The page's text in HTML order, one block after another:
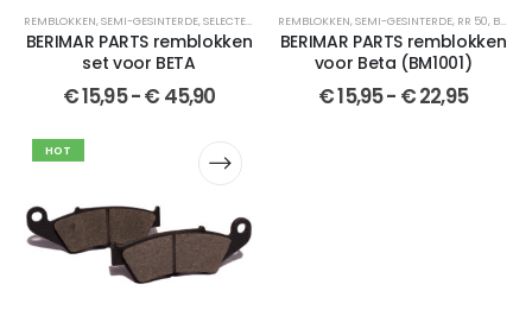
REMBLOKKEN,SEMI-GESINTERDE,SELECTEER JOUW MOTOR ,SET,BERIMAR PARTS,SET
BERIMAR PARTS remblokken
set voor BETA
€15,95-€ 45,90
REMBLOKKEN,SEMI-GESINTERDE, RR 50, BERIMAR PARTS
BERIMAR PARTS remblokken
voor Beta (BM1001)
€15,95- €22,95
HOT